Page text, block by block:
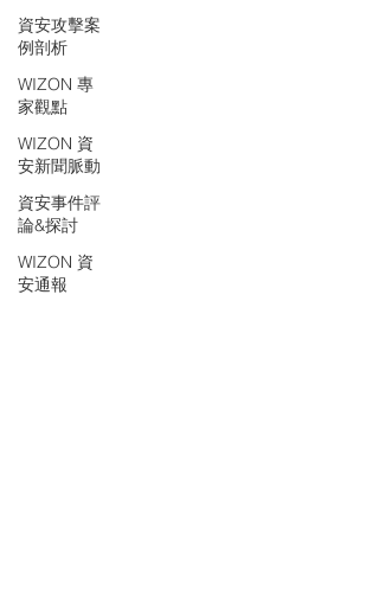
資安攻擊案
例剖析
WIZON 專
家觀點
WIZON 資
安新聞脈動
資安事件評
論&探討
WIZON 資
安通報